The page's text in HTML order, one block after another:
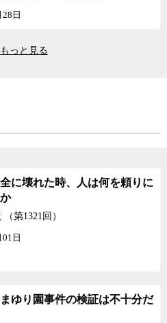
日
に壊れた時、人は何を頼りに
第1321回）
日
ゆり園事件の検証は不十分だ